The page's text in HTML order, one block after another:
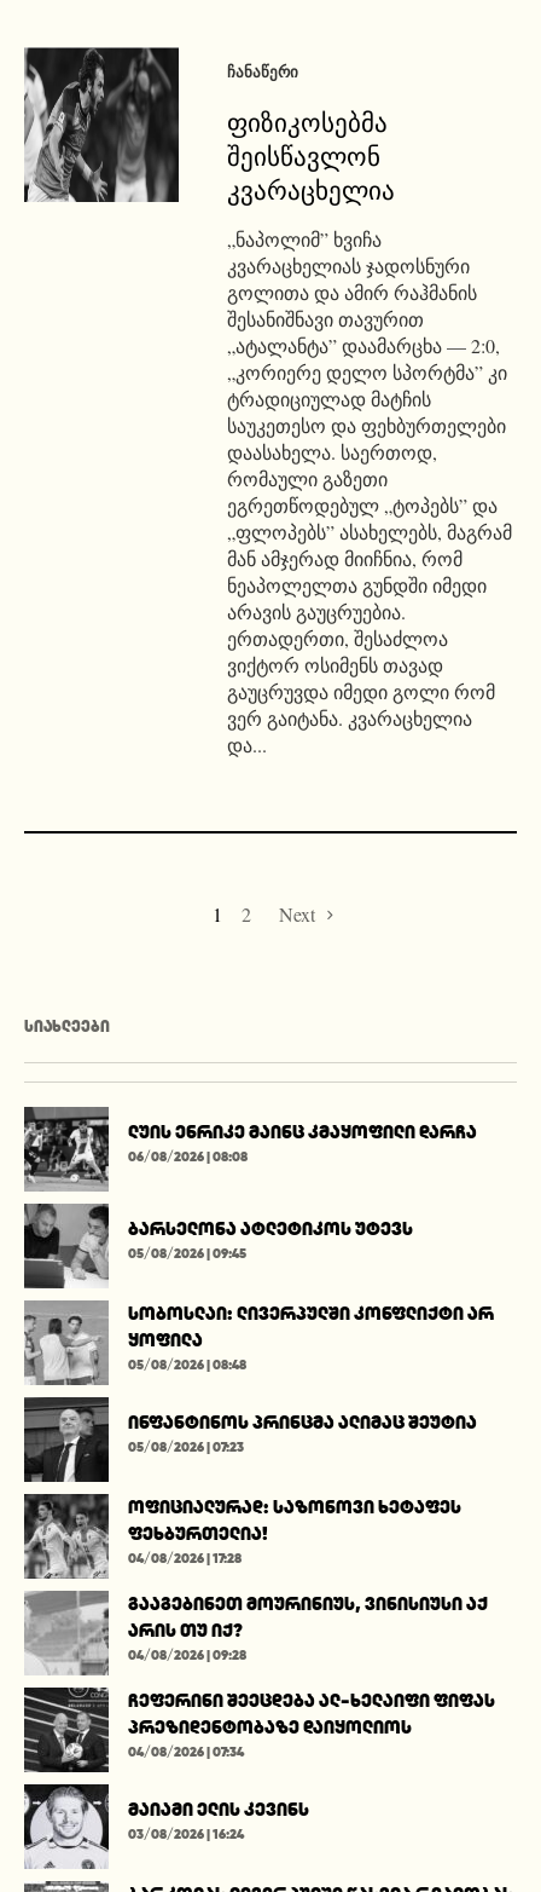
ᲩᲐᲜᲐᲬᲔᲠᲘ
ფიზიკოსებმა
შეისწავლონ
კვარაცხელია
„ნაპოლიმ” ხვიჩა
კვარაცხელიას ჯადოსნური
გოლითა და ამირ რაჰმანის
შესანიშნავი თავურით
„ატალანტა” დაამარცხა — 2:0,
„კორიერე დელო სპორტმა” კი
ტრადიციულად მატჩის
საუკეთესო და ფეხბურთელები
დაასახელა. საერთოდ,
რომაული გაზეთი
ეგრეთწოდებულ „ტოპებს” და
„ფლოპებს” ასახელებს, მაგრამ
მან ამჯერად მიიჩნია, რომ
ნეაპოლელთა გუნდში იმედი
არავის გაუცრუებია.
ერთადერთი, შესაძლოა
ვიქტორ ოსიმენს თავად
გაუცრუვდა იმედი გოლი რომ
ვერ გაიტანა. კვარაცხელია
და...
1 2 Next
ᲡᲘᲐᲮᲚᲔᲔᲑᲘ
ლუის ენრიკე მაინც კმაყოფილი დარჩა
06/08/2026 | 08:08
ბარსელონა ატლეტიკოს უტევს
05/08/2026 | 09:45
სობოსლაი: ლივერპულში კონფლიქტი არ
ყოფილა
05/08/2026 | 08:48
ინფანტინოს პრინცმა ალიმაც შეუტია
05/08/2026 | 07:23
ოფიციალურად: საზონოვი ხეტაფეს
ფეხბურთელია!
04/08/2026 | 17:28
გააგებინეთ მოურინიუს, ვინისიუსი აქ
არის თუ იქ?
04/08/2026 | 09:28
ჩეფერინი შეეცდება ალ-ხელაიფი ფიფას
პრეზიდენტობაზე დაიყოლიოს
04/08/2026 | 07:34
მაიამი ელის კევინს
03/08/2026 | 16:24